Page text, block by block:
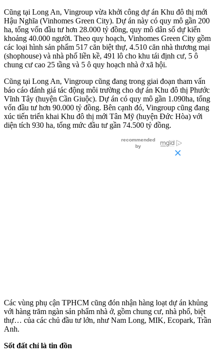
Cũng tại Long An, Vingroup vừa khởi công dự án Khu đô thị mới
Hậu Nghĩa (Vinhomes Green City). Dự án này có quy mô gần 200
ha, tổng vốn đầu tư hơn 28.000 tỷ đồng, quy mô dân số dự kiến
khoảng 40.000 người. Theo quy hoạch, Vinhomes Green City gồm
các loại hình sản phẩm 517 căn biệt thự, 4.510 căn nhà thương mại
(shophouse) và nhà phố liền kề, 491 lô cho khu tái định cư, 5 ô
chung cư cao 25 tầng và 5 ô quy hoạch nhà ở xã hội.
Cũng tại Long An, Vingroup cũng đang trong giai đoạn tham vấn
báo cáo đánh giá tác động môi trường cho dự án Khu đô thị Phước
Vĩnh Tây (huyện Cần Giuộc). Dự án có quy mô gần 1.090ha, tổng
vốn đầu tư hơn 90.000 tỷ đồng. Bên cạnh đó, Vingroup cũng đang
xúc tiến triển khai Khu đô thị mới Tân Mỹ (huyện Đức Hòa) với
diện tích 930 ha, tổng mức đầu tư gần 74.500 tỷ đồng.
Các vùng phụ cận TPHCM cũng đón nhận hàng loạt dự án khủng
với hàng trăm ngàn sản phẩm nhà ở, gồm chung cư, nhà phố, biệt
thự… của các chủ đầu tư lớn, như Nam Long, MIK, Ecopark, Trần
Anh.
Sốt đất chỉ là tin đồn